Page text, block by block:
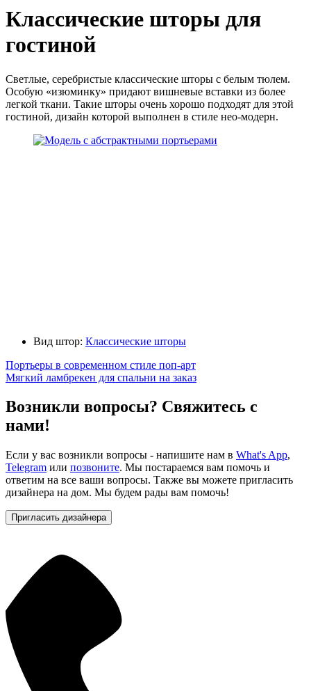
Классические шторы для
гостиной
Светлые, серебристые классические шторы с белым тюлем.
Особую «изюминку» придают вишневые вставки из более
легкой ткани. Такие шторы очень хорошо подходят для этой
гостиной, дизайн которой выполнен в стиле нео-модерн.
Вид штор: Классические шторы
Портьеры в современном стиле поп-арт
Мягкий ламбрекен для спальни на заказ
Возникли вопросы? Свяжитесь с
нами!
Если у вас возникли вопросы - напишите нам в What's App,
Telegram или позвоните. Мы постараемся вам помочь и
ответим на все ваши вопросы. Также вы можете пригласить
дизайнера на дом. Мы будем рады вам помочь!
Пригласить дизайнера